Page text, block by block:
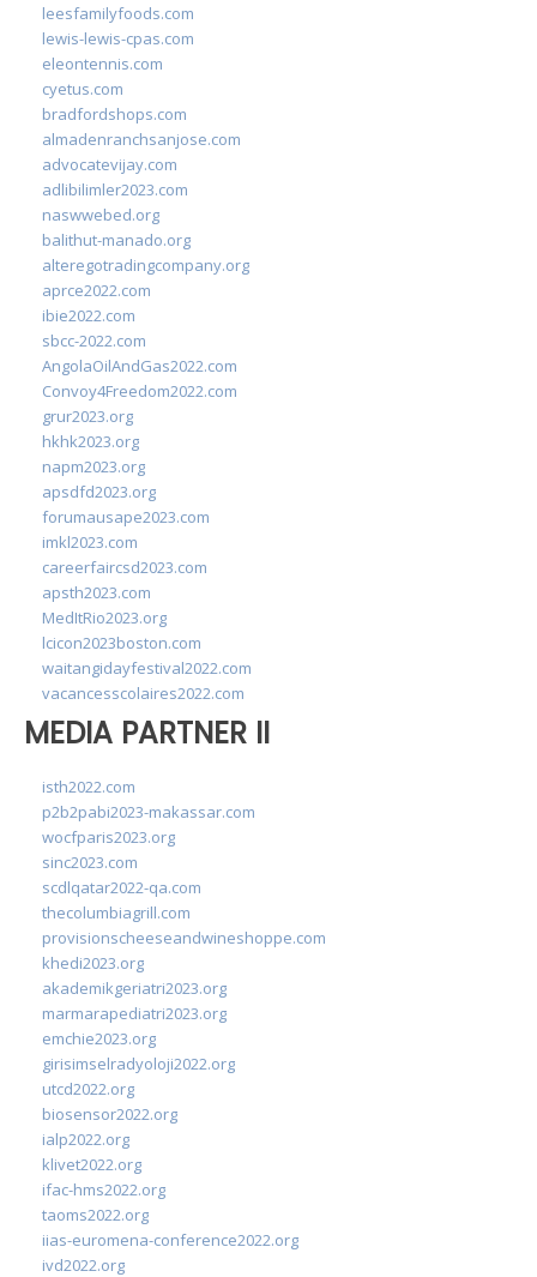
leesfamilyfoods.com
lewis-lewis-cpas.com
eleontennis.com
cyetus.com
bradfordshops.com
almadenranchsanjose.com
advocatevijay.com
adlibilimler2023.com
naswwebed.org
balithut-manado.org
alteregotradingcompany.org
aprce2022.com
ibie2022.com
sbcc-2022.com
AngolaOilAndGas2022.com
Convoy4Freedom2022.com
grur2023.org
hkhk2023.org
napm2023.org
apsdfd2023.org
forumausape2023.com
imkl2023.com
careerfaircsd2023.com
apsth2023.com
MedItRio2023.org
lcicon2023boston.com
waitangidayfestival2022.com
vacancesscolaires2022.com
MEDIA PARTNER II
isth2022.com
p2b2pabi2023-makassar.com
wocfparis2023.org
sinc2023.com
scdlqatar2022-qa.com
thecolumbiagrill.com
provisionscheeseandwineshoppe.com
khedi2023.org
akademikgeriatri2023.org
marmarapediatri2023.org
emchie2023.org
girisimselradyoloji2022.org
utcd2022.org
biosensor2022.org
ialp2022.org
klivet2022.org
ifac-hms2022.org
taoms2022.org
iias-euromena-conference2022.org
ivd2022.org